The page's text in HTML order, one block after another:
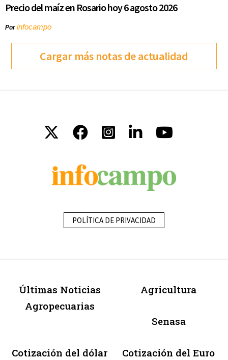
Precio del maíz en Rosario hoy 6 agosto 2026
Porinfocampo
Cargar más notas de actualidad
POLÍTICA DE PRIVACIDAD
Últimas Noticias
Agropecuarias
Agricultura
Senasa
Cotización del dólar Cotización del Euro